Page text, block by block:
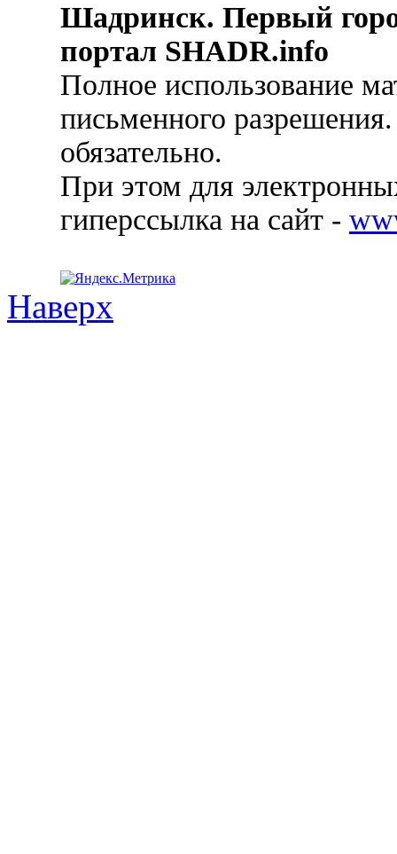
Шадринск. Первый
портал SHADR.info
Полное использование
письменного
обязательно.
При этом для
гиперссылка на сайт -
Наверх